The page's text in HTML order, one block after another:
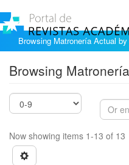
Browsing Matronería Actual
Browsing
Now showing items 1-13 of 13